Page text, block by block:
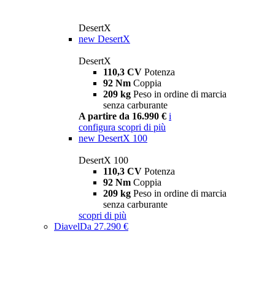
DesertX
new DesertX
DesertX
110,3 CV Potenza
92 Nm Coppia
209 kg Peso in ordine di marcia
senza carburante
A partire da 16.990 € i
configura scopri di più
new DesertX 100
DesertX 100
110,3 CV Potenza
92 Nm Coppia
209 kg Peso in ordine di marcia
senza carburante
scopri di più
DiavelDa 27.290 €